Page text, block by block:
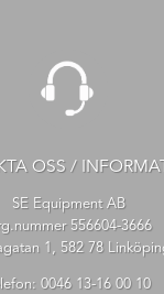
OSS /
SE Equipment AB
556604-3666
1, 582 78
0046 13-16 00 10